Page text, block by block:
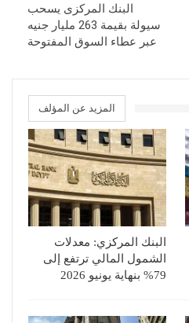
البنك المركزى يسحب
سيولة بقيمة 263 مليار جنيه
عبر عطاء السوق المفتوحة
المزيد عن المؤلف
البنك المركزي: معدلات
الشمول المالي ترتفع إلى
79% بنهاية يونيو 2026